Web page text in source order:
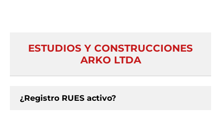
ESTUDIOS Y CONSTRUCCIONES
ARKO LTDA
¿Registro RUES activo?